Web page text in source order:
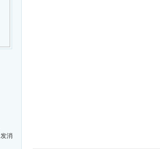
发消